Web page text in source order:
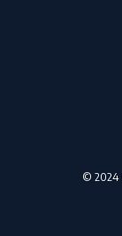
© 2024